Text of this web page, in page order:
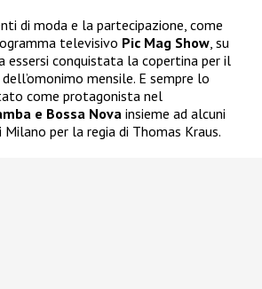
di moda e la partecipazione, come
televisivo Pic Mag Show, su
essersi conquistata la copertina per il
mensile. E sempre lo
come protagonista nel
e Bossa Nova insieme ad alcuni
per la regia di Thomas Kraus.